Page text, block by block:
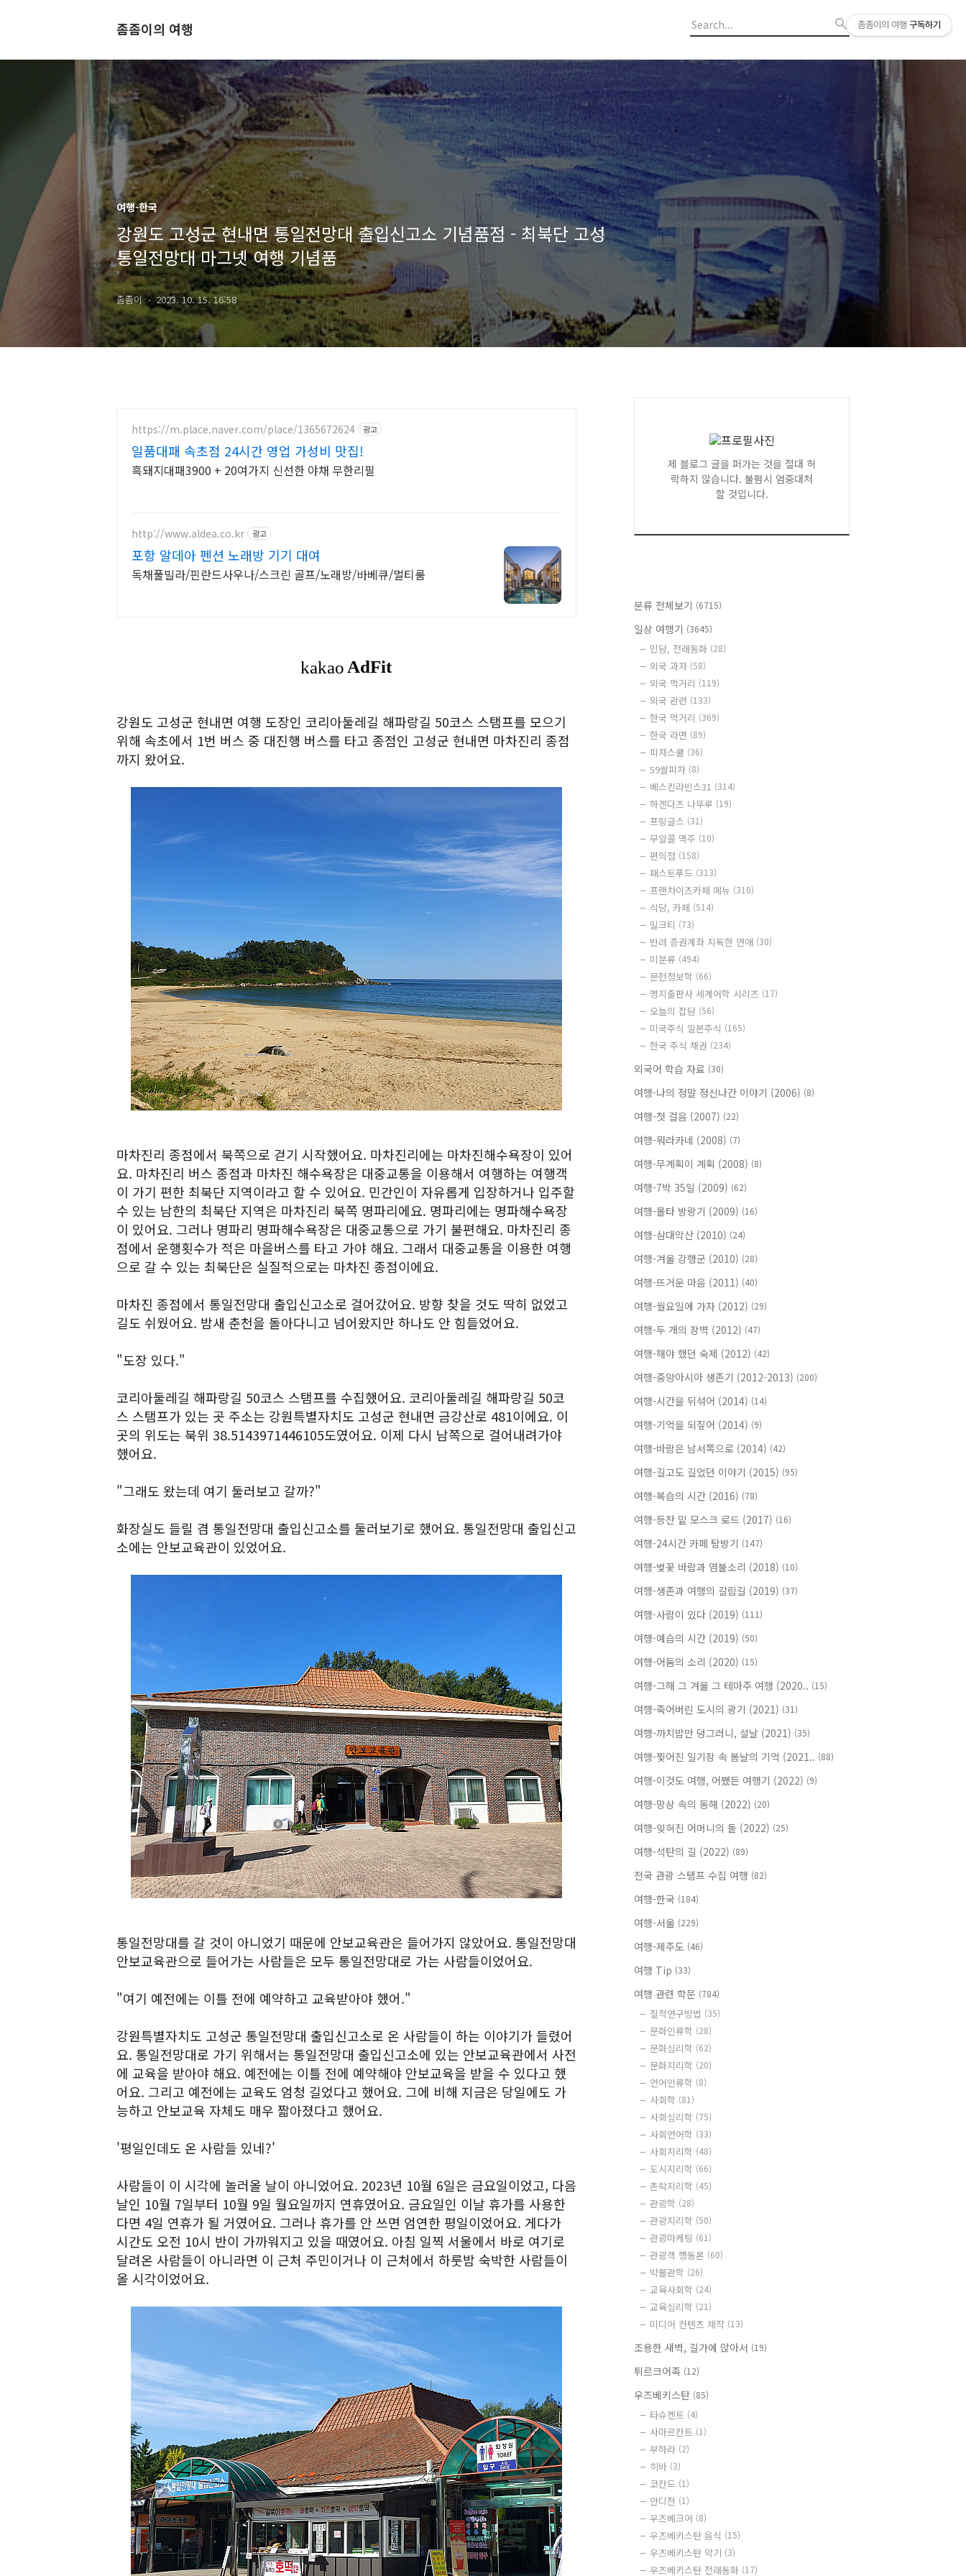
좀좀이의 여행
여행-한국
강원도 고성군 현내면 통일전망대 출입신고소 기념품점 - 최북단 고성
통일전망대 마그넷 여행 기념품
좀좀이 2023. 10. 15. 16:58
https://m.place.naver.com/place/1365672624 광고
일품대패 속초점 24시간 영업 가성비 맛집!
흑돼지대패3900 + 20여가지 신선한 야채 무한리필
http://www.aldea.co.kr 광고
포항 알데아 펜션 노래방 기기 대여
독채풀빌라/핀란드사우나/스크린 골프/노래방/바베큐/멀티룸
강원도 고성군 현내면 여행 도장인 코리아둘레길 해파랑길 50코스 스탬프를 모으기
위해 속초에서 1번 버스 중 대진행 버스를 타고 종점인 고성군 현내면 마차진리 종점
까지 왔어요.
마차진리 종점에서 북쪽으로 걷기 시작했어요. 마차진리에는 마차진해수욕장이 있어
요. 마차진리 버스 종점과 마차진 해수욕장은 대중교통을 이용해서 여행하는 여행객
이 가기 편한 최북단 지역이라고 할 수 있어요. 민간인이 자유롭게 입장하거나 입주할
수 있는 남한의 최북단 지역은 마차진리 북쪽 명파리에요. 명파리에는 명파해수욕장
이 있어요. 그러나 명파리 명파해수욕장은 대중교통으로 가기 불편해요. 마차진리 종
점에서 운행횟수가 적은 마을버스를 타고 가야 해요. 그래서 대중교통을 이용한 여행
으로 갈 수 있는 최북단은 실질적으로는 마차진 종점이에요.
마차진 종점에서 통일전망대 출입신고소로 걸어갔어요. 방향 찾을 것도 딱히 없었고
길도 쉬웠어요. 밤새 춘천을 돌아다니고 넘어왔지만 하나도 안 힘들었어요.
"도장 있다."
코리아둘레길 해파랑길 50코스 스탬프를 수집했어요. 코리아둘레길 해파랑길 50코
스 스탬프가 있는 곳 주소는 강원특별자치도 고성군 현내면 금강산로 481이에요. 이
곳의 위도는 북위 38.5143971446105도였어요. 이제 다시 남쪽으로 걸어내려가야
했어요.
"그래도 왔는데 여기 둘러보고 갈까?"
화장실도 들릴 겸 통일전망대 출입신고소를 둘러보기로 했어요. 통일전망대 출입신고
소에는 안보교육관이 있었어요.
통일전망대를 갈 것이 아니었기 때문에 안보교육관은 들어가지 않았어요. 통일전망대
안보교육관으로 들어가는 사람들은 모두 통일전망대로 가는 사람들이었어요.
"여기 예전에는 이틀 전에 예약하고 교육받아야 했어."
강원특별자치도 고성군 통일전망대 출입신고소로 온 사람들이 하는 이야기가 들렸어
요. 통일전망대로 가기 위해서는 통일전망대 출입신고소에 있는 안보교육관에서 사전
에 교육을 받아야 해요. 예전에는 이틀 전에 예약해야 안보교육을 받을 수 있다고 했
어요. 그리고 예전에는 교육도 엄청 길었다고 했어요. 그에 비해 지금은 당일에도 가
능하고 안보교육 자체도 매우 짧아졌다고 했어요.
'평일인데도 온 사람들 있네?'
사람들이 이 시각에 놀러올 날이 아니었어요. 2023년 10월 6일은 금요일이었고, 다음
날인 10월 7일부터 10월 9일 월요일까지 연휴였어요. 금요일인 이날 휴가를 사용한
다면 4일 연휴가 될 거였어요. 그러나 휴가를 안 쓰면 엄연한 평일이었어요. 게다가
시간도 오전 10시 반이 가까워지고 있을 때였어요. 아침 일찍 서울에서 바로 여기로
달려온 사람들이 아니라면 이 근처 주민이거나 이 근처에서 하룻밤 숙박한 사람들이
올 시각이었어요.
제 블로그 글을 퍼가는 것을 절대 허
락하지 않습니다. 불펌시 엄중대처
할 것입니다.
분류 전체보기 (6715)
일상 여행기 (3645)
민담, 전래동화 (28)
외국 과자 (58)
외국 먹거리 (119)
외국 관련 (133)
한국 먹거리 (369)
한국 라면 (89)
피자스쿨 (36)
59쌀피자 (8)
베스킨라빈스31 (314)
하겐다즈 나뚜루 (19)
프링글스 (31)
무알콜 맥주 (10)
편의점 (158)
패스트푸드 (313)
프랜차이즈카페 메뉴 (310)
식당, 카페 (514)
밀크티 (73)
반려 증권계좌 지독한 연애 (30)
미분류 (494)
문헌정보학 (66)
명지출판사 세계어학 시리즈 (17)
오늘의 잡담 (56)
미국주식 일본주식 (165)
한국 주식 채권 (234)
외국어 학습 자료 (30)
여행-나의 정말 정신나간 이야기 (2006) (8)
여행-첫 걸음 (2007) (22)
여행-뭐라카네 (2008) (7)
여행-무계획이 계획 (2008) (8)
여행-7박 35일 (2009) (62)
여행-몰타 방랑기 (2009) (16)
여행-삼대악산 (2010) (24)
여행-겨울 강행군 (2010) (28)
여행-뜨거운 마음 (2011) (40)
여행-월요일에 가자 (2012) (29)
여행-두 개의 장벽 (2012) (47)
여행-해야 했던 숙제 (2012) (42)
여행-중앙아시아 생존기 (2012-2013) (200)
여행-시간을 뒤섞어 (2014) (14)
여행-기억을 되짚어 (2014) (9)
여행-바람은 남서쪽으로 (2014) (42)
여행-길고도 길었던 이야기 (2015) (95)
여행-복습의 시간 (2016) (78)
여행-등잔 밑 모스크 로드 (2017) (16)
여행-24시간 카페 탐방기 (147)
여행-벚꽃 바람과 염불소리 (2018) (10)
여행-생존과 여행의 갈림길 (2019) (37)
여행-사람이 있다 (2019) (111)
여행-예습의 시간 (2019) (50)
여행-어둠의 소리 (2020) (15)
여행-그해 그 겨울 그 테마주 여행 (2020.. (15)
여행-죽어버린 도시의 광기 (2021) (31)
여행-까치밥만 덩그러니, 설날 (2021) (35)
여행-찢어진 일기장 속 봄날의 기억 (2021.. (88)
여행-이것도 여행, 어쨌든 여행기 (2022) (9)
여행-망상 속의 동해 (2022) (20)
여행-잊혀진 어머니의 돌 (2022) (25)
여행-석탄의 길 (2022) (89)
전국 관광 스탬프 수집 여행 (82)
여행-한국 (184)
여행-서울 (229)
여행-제주도 (46)
여행 Tip (33)
여행 관련 학문 (784)
질적연구방법 (35)
문화인류학 (28)
문화심리학 (62)
문화지리학 (20)
언어인류학 (8)
사회학 (81)
사회심리학 (75)
사회언어학 (33)
사회지리학 (48)
도시지리학 (66)
촌락지리학 (45)
관광학 (28)
관광지리학 (50)
관광마케팅 (61)
관광객 행동론 (60)
박물관학 (26)
교육사회학 (24)
교육심리학 (21)
미디어 컨텐츠 제작 (13)
조용한 새벽, 길가에 앉아서 (19)
튀르크어족 (12)
우즈베키스탄 (85)
타슈켄트 (4)
사마르칸트 (1)
부하라 (2)
히바 (3)
코칸드 (1)
안디잔 (1)
우즈베크어 (8)
우즈베키스탄 음식 (15)
우즈베키스탄 악기 (3)
우즈베키스탄 전래동화 (17)
좀좀이의 여행 구독하기